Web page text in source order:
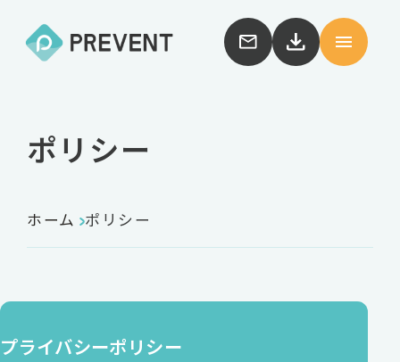
ポリシー
ホーム ポリシー
プライバシーポリシー